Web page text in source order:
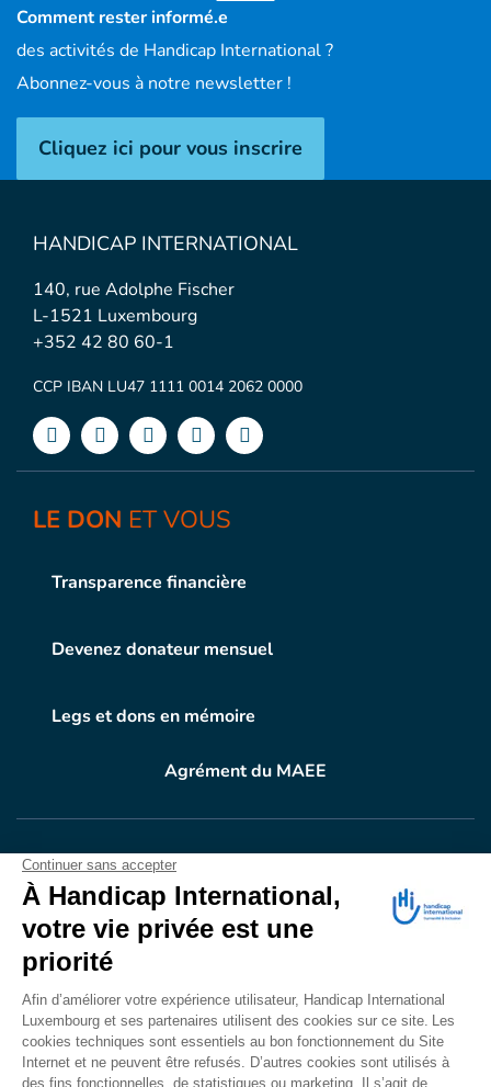
Comment rester informé.e
des activités de Handicap International ?
Abonnez-vous à notre newsletter !
Cliquez ici pour vous inscrire
HANDICAP INTERNATIONAL
140, rue Adolphe Fischer
L-1521 Luxembourg
+352 42 80 60-1
CCP IBAN LU47 1111 0014 2062 0000
LE DON ET VOUS
Transparence financière
Devenez donateur mensuel
Legs et dons en mémoire
Agrément du MAEE
VOTRE DONEN ACTION
Grâce à vous, en 2025, 400.689 personnes ont
bénéficié d’appareillage et d’activités de réadaptation.
Merci pour votre générosité.
Lire notre rapport annuel